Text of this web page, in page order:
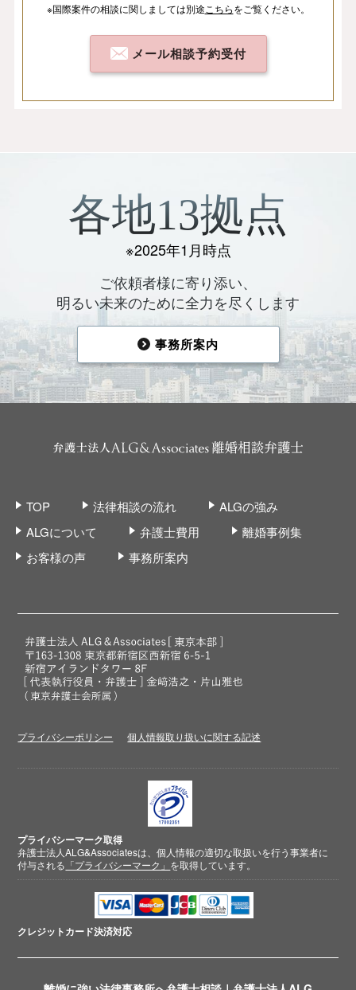
※国際案件の相談に関しましては別途 こちらをご覧ください。
メール相談予約受付
各地13拠点
※2025年1月時点
ご依頼者様に寄り添い、
明るい未来のために全力を尽くします
事務所案内
TOP 法律相談の流れ
ALGの強み
ALGについて
弁護士費用
離婚事例集
お客様の声
事務所案内
プライバシーポリシー 個人情報取り扱いに関する記述
プライバシーマーク取得
弁護士法人ALG&Associatesは、個人情報の適切な取扱いを行う事業者に
付与される 「プライバシーマーク」 を取得しています。
クレジットカード決済対応